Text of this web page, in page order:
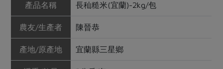
產品名稱 長秈糙米(宜蘭)-2kg/包
農友/生產者 陳晉恭
產地/原產地 宜蘭縣三星鄉